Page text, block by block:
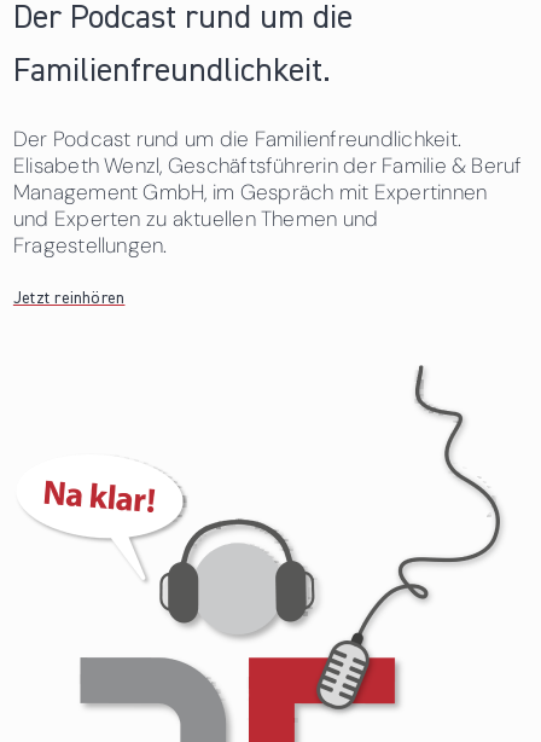
Der Podcast rund um die
Familienfreundlichkeit.
Der Podcast rund um die Familienfreundlichkeit.
Elisabeth Wenzl, Geschäftsführerin der Familie & Beruf
Management GmbH, im Gespräch mit Expertinnen
und Experten zu aktuellen Themen und
Fragestellungen.
Jetzt reinhören